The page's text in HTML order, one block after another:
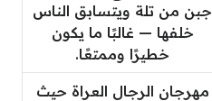
جبن من تلة ويتسابق الناس
خلفها — غالبًا ما يكون
خطيرًا وممتعًا.
مهرجان الرجال العراة حيث